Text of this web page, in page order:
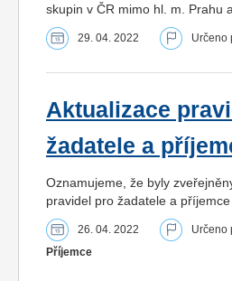
skupin v ČR mimo hl. m. Prahu
29. 04. 2022 Určeno
Aktualizace
žadatele a
Oznamujeme, že byly
pravidel pro žadatele a příjemce
26. 04. 2022 Určeno
Příjemce